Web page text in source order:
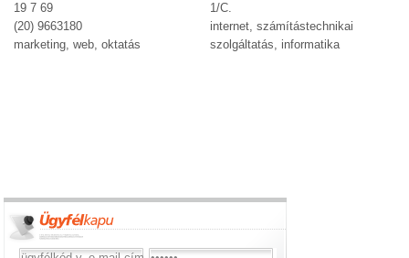
19 7 69
(20) 9663180
marketing, web, oktatás
1/C.
internet, számítástechnikai
szolgáltatás, informatika